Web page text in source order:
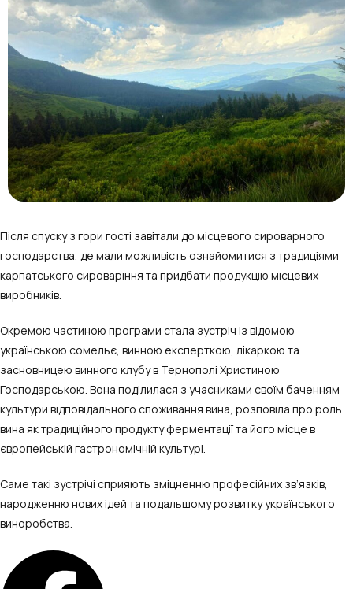
Після спуску з гори гості завітали до місцевого сироварного
господарства, де мали можливість ознайомитися з традиціями
карпатського сироваріння та придбати продукцію місцевих
виробників.
Окремою частиною програми стала зустріч із відомою
українською сомельє, винною експерткою, лікаркою та
засновницею винного клубу в Тернополі Христиною
Господарською. Вона поділилася з учасниками своїм баченням
культури відповідального споживання вина, розповіла про роль
вина як традиційного продукту ферментації та його місце в
європейській гастрономічній культурі.
Саме такі зустрічі сприяють зміцненню професійних зв’язків,
народженню нових ідей та подальшому розвитку українського
виноробства.